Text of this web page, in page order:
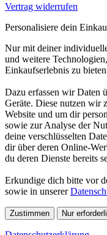
Vertrag widerrufen
Personalisiere dein
Nur mit deiner
und weitere
Einkaufserlebnis zu
Dazu erfassen wir Daten
Geräte. Diese nutzen wir
Website und um dir
sowie zur Analyse der
deine verschlüsselten
dir über deren Online-
du deren Dienste bereits
Erkundige dich bitte vor
sowie in unserer
Zustimmen Nur